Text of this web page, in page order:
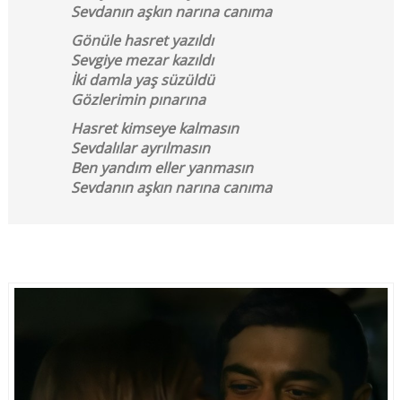
Sevdanın aşkın narına canıma
Gönüle hasret yazıldı
Sevgiye mezar kazıldı
İki damla yaş süzüldü
Gözlerimin pınarına
Hasret kimseye kalmasın
Sevdalılar ayrılmasın
Ben yandım eller yanmasın
Sevdanın aşkın narına canıma